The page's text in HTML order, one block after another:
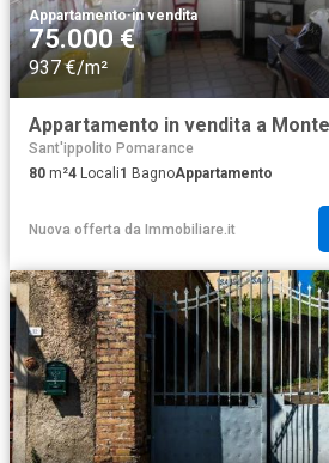
Appartamento·in vendita
75.000 €
937 €/m²
Sant'ippolito Pomarance
80 m²4 Locali1 BagnoAppartamento
Nuova offerta da Immobiliare.it